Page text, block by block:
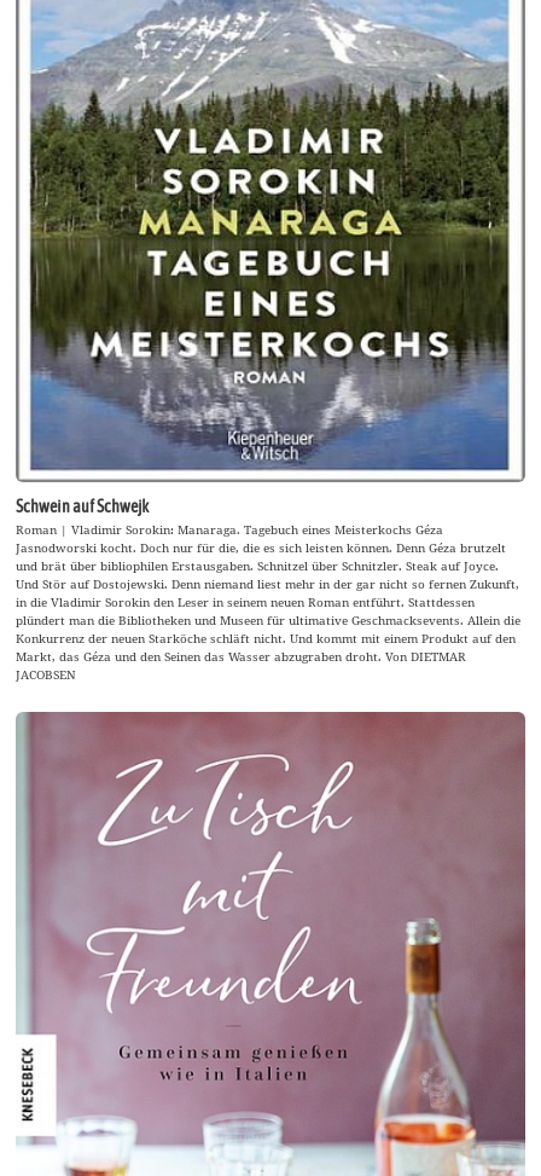
Schwein auf Schwejk
Roman | Vladimir Sorokin: Manaraga. Tagebuch eines Meisterkochs Géza
Jasnodworski kocht. Doch nur für die, die es sich leisten können. Denn Géza brutzelt
und brät über bibliophilen Erstausgaben. Schnitzel über Schnitzler. Steak auf Joyce.
Und Stör auf Dostojewski. Denn niemand liest mehr in der gar nicht so fernen Zukunft,
in die Vladimir Sorokin den Leser in seinem neuen Roman entführt. Stattdessen
plündert man die Bibliotheken und Museen für ultimative Geschmacksevents. Allein die
Konkurrenz der neuen Starköche schläft nicht. Und kommt mit einem Produkt auf den
Markt, das Géza und den Seinen das Wasser abzugraben droht. Von DIETMAR
JACOBSEN